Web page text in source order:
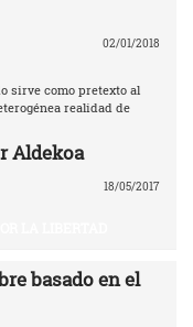
02/01/2018
sirve como pretexto al
realidad de
Aldekoa
18/05/2017
basado en el